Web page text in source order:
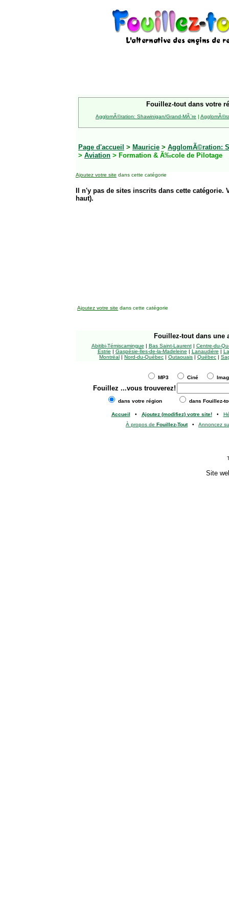
Fouillez-tout dans votre
AgglomÃ©ration: Shawinigan/Grand-MÃ¨re |
Page d'accueil > Mauricie > AgglomÃ©ration:
> Aviation > Formation & Ã‰cole de Pilotage
Ajoutez votre site dans cette catégorie
Il n'y pas de sites inscrits dans cette
haut).
Ajoutez votre site dans cette catégorie
Fouillez-tout dans une
Abitibi-Témiscamingue | Bas Saint-Laurent| Centre-du-
Estrie | Gaspésie-Îles-de-la-Madeleine | Lanaudière |
Montréal | Nord-du-Québec | Outaouais | Québec |
MP3 Ciné
Fouillez ...vous trouverez!
dans votre région dans Fouillez-
Accueil • Ajoutez (modifiez) votre site!•
À propos de Fouillez-Tout• Annoncez
Site